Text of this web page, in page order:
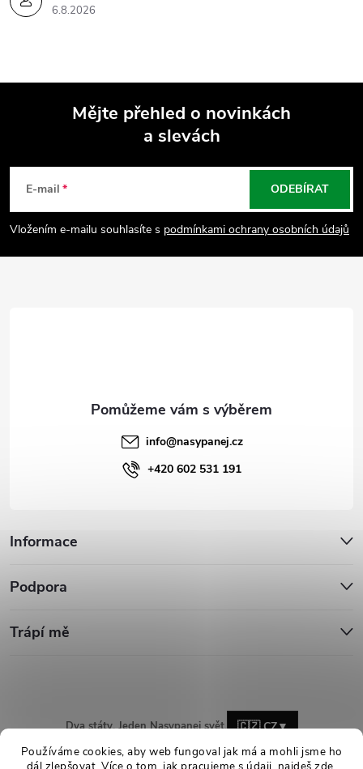
Používáme cookies, aby web fungoval jak má a mohli jsme ho
6.8.2026
p
a
Mějte přehled o novinkách
a slevách
E-mail
Vložením e-mailu souhlasíte s podmínkami ochrany osobních údajů
ODEBÍRAT
Informace
Podpora
Trápí mě
info@nasypanej.cz
+420 602 531 191
Dva státy. Jeden Nasypanej svět. 🇨🇿 CZ▼